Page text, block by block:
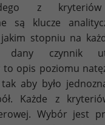
z kryteriów
są klucze
stopniu na
dany czynnik
to opis poziomu
aby było
Każde z
Wybór jest